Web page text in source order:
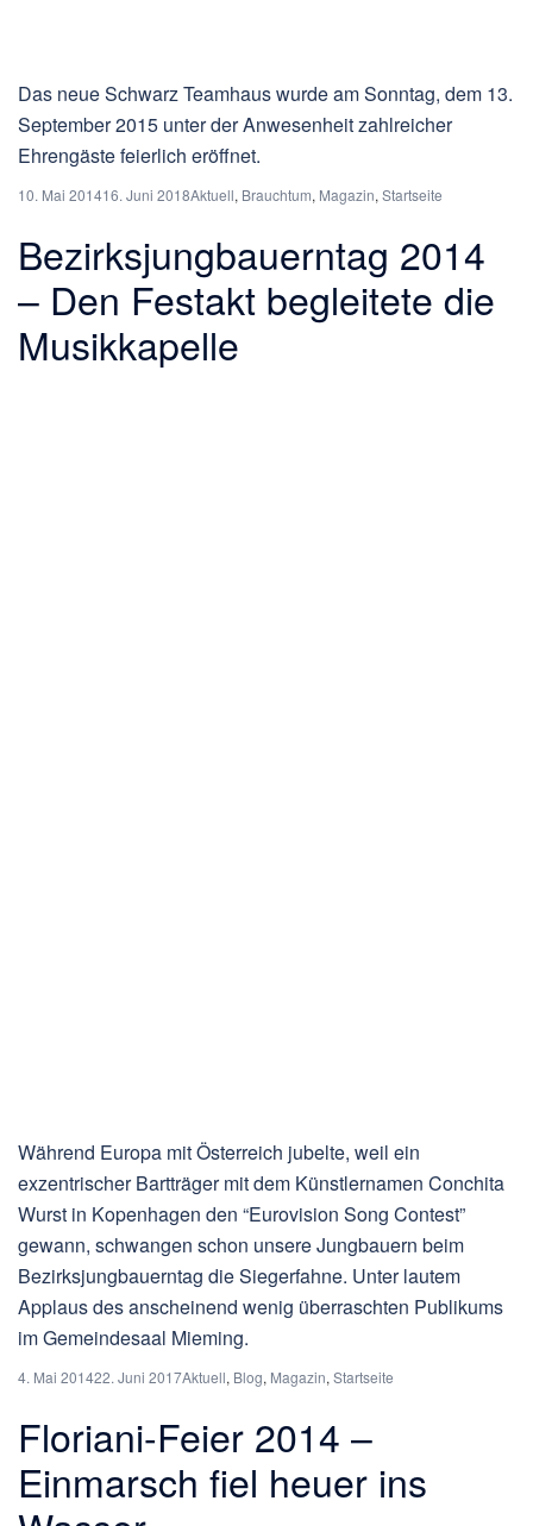
Das neue Schwarz Teamhaus wurde am Sonntag, dem 13.
September 2015 unter der Anwesenheit zahlreicher
Ehrengäste feierlich eröffnet.
10. Mai 201416. Juni 2018Aktuell, Brauchtum, Magazin, Startseite
Bezirksjungbauerntag 2014
– Den Festakt begleitete die
Musikkapelle
Während Europa mit Österreich jubelte, weil ein
exzentrischer Bartträger mit dem Künstlernamen Conchita
Wurst in Kopenhagen den “Eurovision Song Contest”
gewann, schwangen schon unsere Jungbauern beim
Bezirksjungbauerntag die Siegerfahne. Unter lautem
Applaus des anscheinend wenig überraschten Publikums
im Gemeindesaal Mieming.
4. Mai 201422. Juni 2017Aktuell, Blog, Magazin, Startseite
Floriani-Feier 2014 –
Einmarsch fiel heuer ins